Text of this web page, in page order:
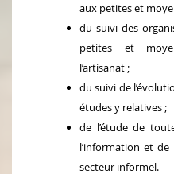
aux petites et
du suivi des
petites et
l’artisanat ;
du suivi de
études y relatives ;
de l’étude de
l’information et
secteur informel.